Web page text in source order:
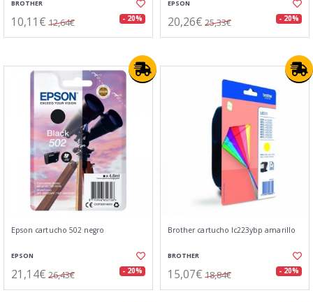
BROTHER
10,11€ 12,64€ - 20%
EPSON
20,26€ 25,33€ - 20%
Epson cartucho 502 negro
EPSON
21,14€ 26,43€ - 20%
Brother cartucho lc223ybp amarillo
BROTHER
15,07€ 18,84€ - 20%